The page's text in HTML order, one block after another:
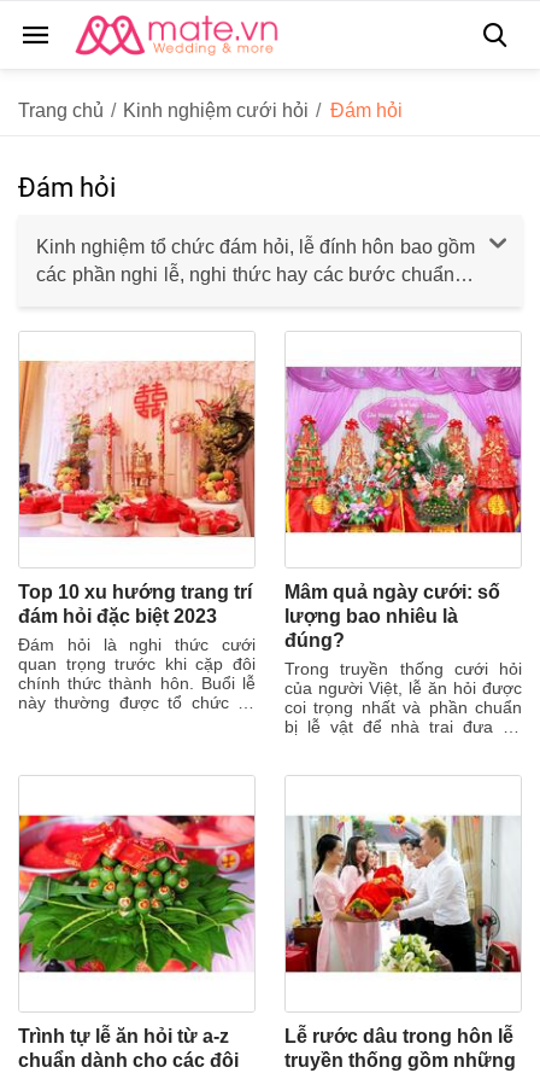
Trang chủ / Kinh nghiệm cưới hỏi / Đám hỏi
Đám hỏi
Kinh nghiệm tổ chức đám hỏi, lễ đính hôn bao gồm
các phần nghi lễ, nghi thức hay các bước chuẩn bị
riêng của lễ ăn hỏi của từng vùng miền trong cả
nước.
Top 10 xu hướng trang trí
đám hỏi đặc biệt 2023
Đám hỏi là nghi thức cưới
quan trọng trước khi cặp đôi
chính thức thành hôn. Buổi lễ
này thường được tổ chức tại
Mâm quả ngày cưới: số
lượng bao nhiêu là
đúng?
Trong truyền thống cưới hỏi
của người Việt, lễ ăn hỏi được
coi trọng nhất và phần chuẩn
bị lễ vật để nhà trai đưa tới
Trình tự lễ ăn hỏi từ a-z
chuẩn dành cho các đôi
Lễ rước dâu trong hôn lễ
truyền thống gồm những